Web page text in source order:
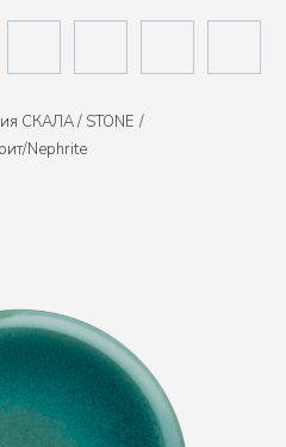
СКАЛА / STONE /
Nephrite